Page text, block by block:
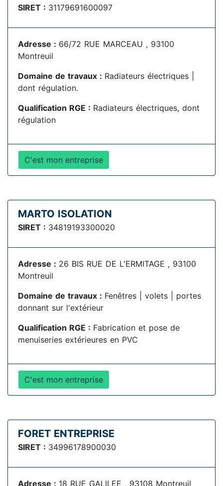
SIRET : 31179691600097
Adresse : 66/72 RUE MARCEAU , 93100
Montreuil
Domaine de travaux : Radiateurs électriques |
dont régulation.
Qualification RGE : Radiateurs électriques, dont
régulation
C'est mon entreprise
MARTO ISOLATION
SIRET : 34819193300020
Adresse : 26 BIS RUE DE L'ERMITAGE , 93100
Montreuil
Domaine de travaux : Fenêtres | volets | portes
donnant sur l'extérieur
Qualification RGE : Fabrication et pose de
menuiseries extérieures en PVC
C'est mon entreprise
FORET ENTREPRISE
SIRET : 34996178900030
Adresse : 18 RUE GALILEE , 93108 Montreuil